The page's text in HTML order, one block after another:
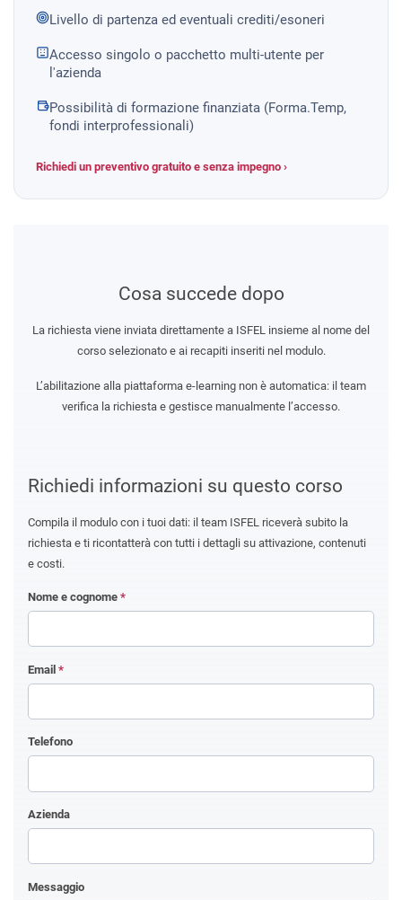
Livello di partenza ed eventuali crediti/esoneri
Accesso singolo o pacchetto multi-utente per
l'azienda
Possibilità di formazione finanziata (Forma.Temp,
fondi interprofessionali)
Richiedi un preventivo gratuito e senza impegno ›
Richiedi informazioni su questo corso
Compila il modulo con i tuoi dati: il team ISFEL riceverà subito la
richiesta e ti ricontatterà con tutti i dettagli su attivazione, contenuti
e costi.
Nome e cognome *
Email *
Telefono
Azienda
Messaggio
Cosa succede dopo
La richiesta viene inviata direttamente a ISFEL insieme al nome del
corso selezionato e ai recapiti inseriti nel modulo.
L’abilitazione alla piattaforma e-learning non è automatica: il team
verifica la richiesta e gestisce manualmente l’accesso.